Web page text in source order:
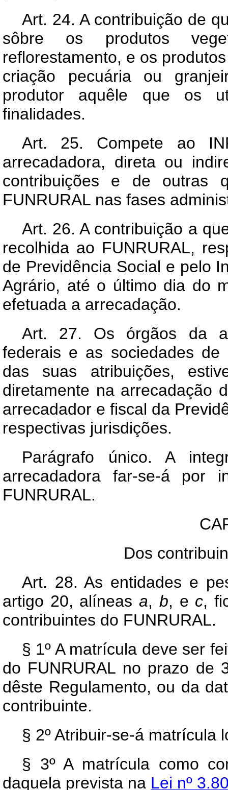
Art. 24. A contribuição de
sôbre os produtos
reflorestamento, e os
criação pecuária ou
produtor aquêle que os
finalidades.
Art. 25. Compete ao
arrecadadora, direta ou
contribuições e de outras
FUNRURAL nas fases
Art. 26. A contribuição a
recolhida ao FUNRURAL,
de Previdência Social e pelo
Agrário, até o último dia do
efetuada a arrecadação.
Art. 27. Os órgãos da
federais e as sociedades
das suas atribuições,
diretamente na arrecadação
arrecadador e fiscal da
respectivas jurisdições.
Parágrafo único. A
arrecadadora far-se-á por
FUNRURAL.
Dos
Art. 28. As entidades e
artigo 20, alíneasa, b, e c,
contribuintes do FUNRURAL.
§ 1º A matrícula deve ser
do FUNRURAL no prazo de
dêste Regulamento, ou da
contribuinte.
§ 2º Atribuir-se-á matrícula
§ 3º A matrícula como
daquela prevista na Lei nº